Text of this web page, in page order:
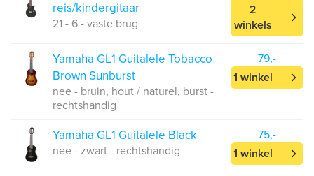
reis/kindergitaar
21 - 6 - vaste brug
2
winkels
Yamaha GL1 Guitalele Tobacco
Brown Sunburst
nee - bruin, hout / naturel, burst -
rechtshandig
79,-
1 winkel
Yamaha GL1 Guitalele Black
nee - zwart - rechtshandig
75,-
1 winkel